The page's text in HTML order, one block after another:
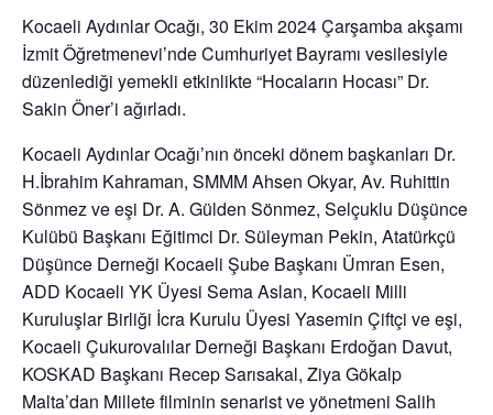
Kocaeli Aydınlar Ocağı, 30 Ekim 2024 Çarşamba akşamı
İzmit Öğretmenevi’nde Cumhuriyet Bayramı vesilesiyle
düzenlediği yemekli etkinlikte “Hocaların Hocası” Dr.
Sakin Öner’i ağırladı.
Kocaeli Aydınlar Ocağı’nın önceki dönem başkanları Dr.
H.İbrahim Kahraman, SMMM Ahsen Okyar, Av. Ruhittin
Sönmez ve eşi Dr. A. Gülden Sönmez, Selçuklu Düşünce
Kulübü Başkanı Eğitimci Dr. Süleyman Pekin, Atatürkçü
Düşünce Derneği Kocaeli Şube Başkanı Ümran Esen,
ADD Kocaeli YK Üyesi Sema Aslan, Kocaeli Milli
Kuruluşlar Birliği İcra Kurulu Üyesi Yasemin Çiftçi ve eşi,
Kocaeli Çukurovalılar Derneği Başkanı Erdoğan Davut,
KOSKAD Başkanı Recep Sarısakal, Ziya Gökalp
Malta’dan Millete filminin senarist ve yönetmeni Salih